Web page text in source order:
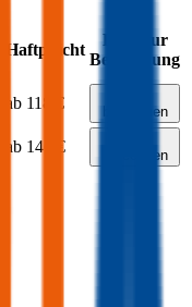
Haftpflicht
Link zur
Berechnung
ab 118 €
berechnen
ab 146 €
berechnen